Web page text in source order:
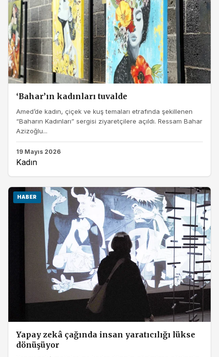
‘Bahar’ın kadınları tuvalde
Amed’de kadın, çiçek ve kuş temaları etrafında şekillenen
“Baharın Kadınları” sergisi ziyaretçilere açıldı. Ressam Bahar
Azizoğlu...
19 Mayıs 2026
Kadın
HABER
Yapay zekâ çağında insan yaratıcılığı lükse
dönüşüyor